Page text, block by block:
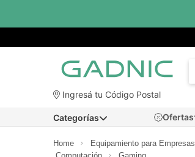
Ingresá tu Código Postal
Ofertas
Categorías
Home
Equipamiento para Empresas